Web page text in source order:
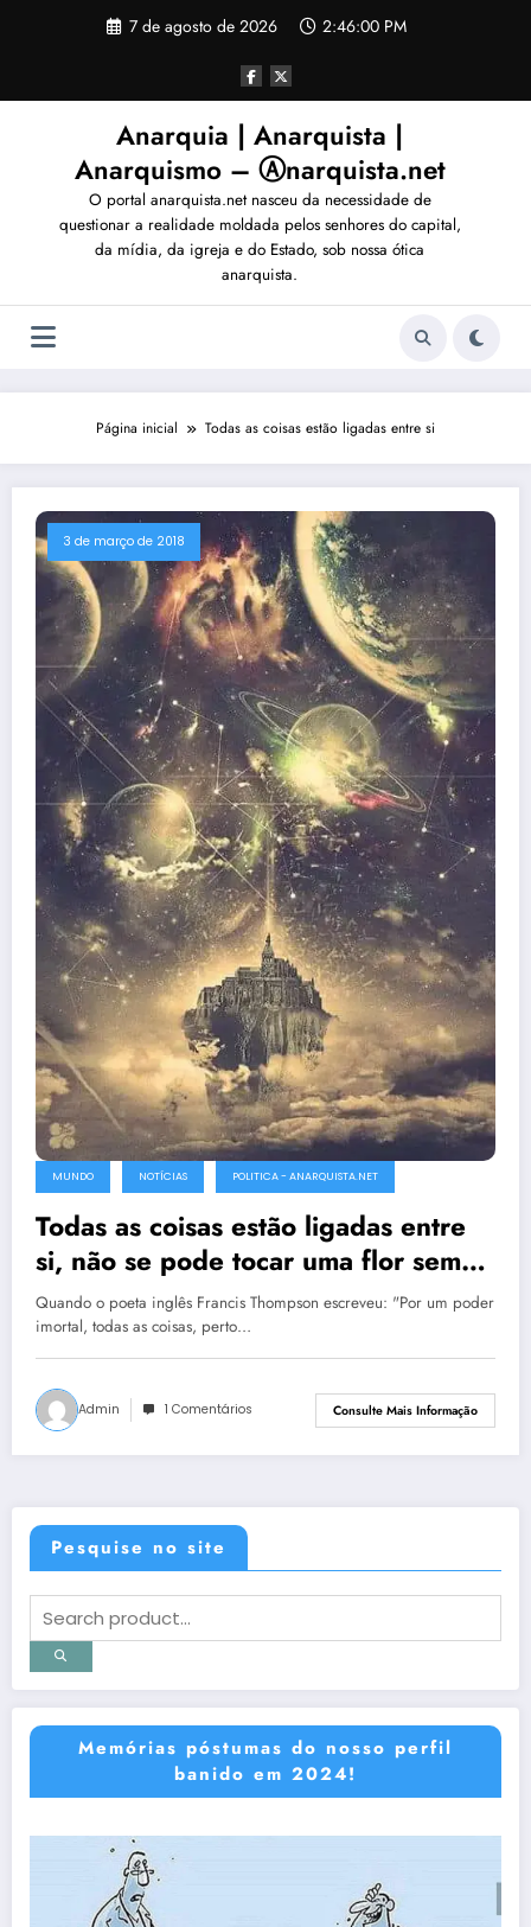
7 de agosto de 2026 2:46:03 PM
Anarquia | Anarquista |
Anarquismo – Ⓐnarquista.net
O portal anarquista.net nasceu da necessidade de
questionar a realidade moldada pelos senhores do capital,
da mídia, da igreja e do Estado, sob nossa ótica
anarquista.
Página inicial Todas as coisas estão ligadas entre si
3 de março de 2018
MUNDO NOTÍCIAS POLITICA - ANARQUISTA.NET
Todas as coisas estão ligadas entre
si, não se pode tocar uma flor sem
incomodar as estrelas
Quando o poeta inglês Francis Thompson escreveu: "Por um poder
imortal, todas as coisas, perto…
Admin 1 Comentários Consulte Mais Informação
Pesquise no site
Memórias póstumas do nosso perfil
banido em 2024!